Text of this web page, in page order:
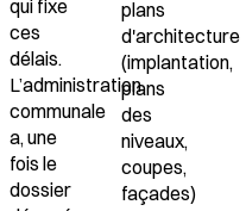
qui fixe
ces
délais.
L’administration
communale
a, une
fois le
dossier
plans
d'architecture
(implantation,
plans
des
niveaux,
coupes,
façades)